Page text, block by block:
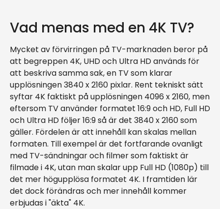
Vad menas med en 4K TV?
Mycket av förvirringen på TV-marknaden beror på
att begreppen 4K, UHD och Ultra HD används för
att beskriva samma sak, en TV som klarar
upplösningen 3840 x 2160 pixlar. Rent tekniskt sätt
syftar 4K faktiskt på upplösningen 4096 x 2160, men
eftersom TV använder formatet 16:9 och HD, Full HD
och Ultra HD följer 16:9 så är det 3840 x 2160 som
gäller. Fördelen är att innehåll kan skalas mellan
formaten. Till exempel är det fortfarande ovanligt
med TV-sändningar och filmer som faktiskt är
filmade i 4K, utan man skalar upp Full HD (1080p) till
det mer högupplösa formatet 4K. I framtiden lär
det dock förändras och mer innehåll kommer
erbjudas i "äkta" 4K.